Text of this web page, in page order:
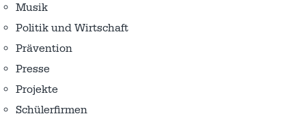
Musik
Politik und Wirtschaft
Prävention
Presse
Projekte
Schülerfirmen